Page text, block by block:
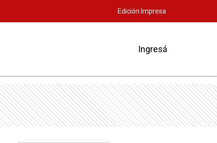
Edición Impresa
Ingresá